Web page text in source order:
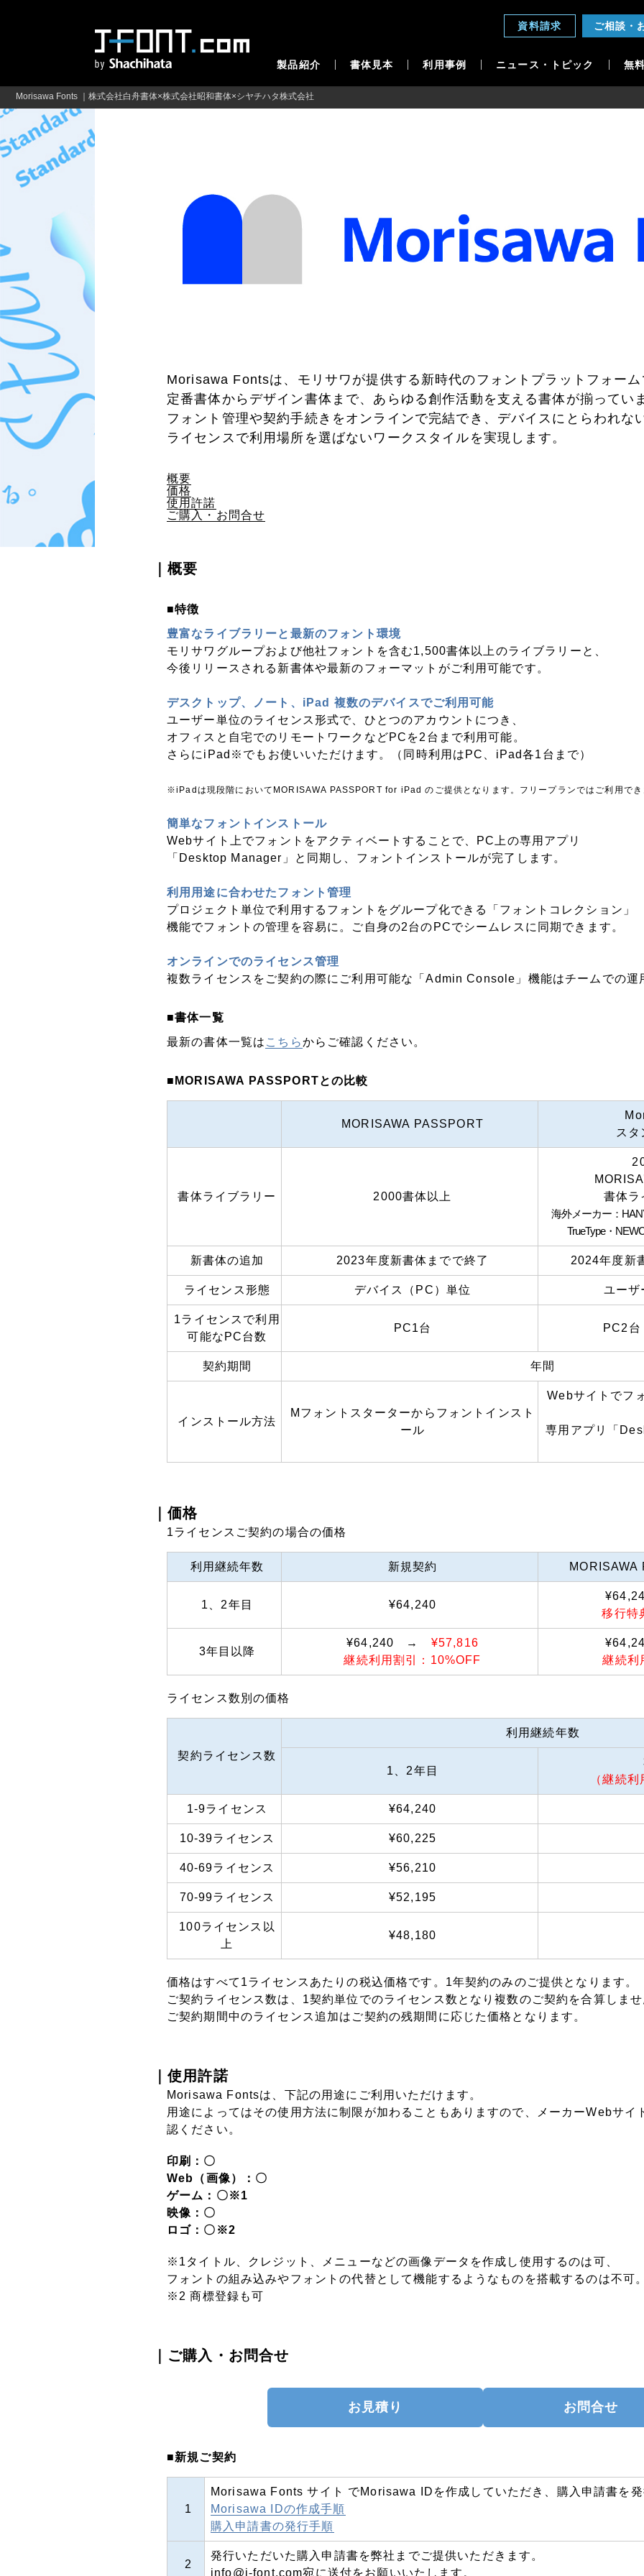
資料請求 ご相談・
製品紹介 書体見本 利用事例 ニュース・トピック 無
Morisawa Fonts ｜株式会社白舟書体×株式会社昭和書体×シヤチハタ株式会社
Morisawa Fontsは、モリサワが提供する新時代のフォントプラットフォーム
定番書体からデザイン書体まで、あらゆる創作活動を支える書体が揃ってい
フォント管理や契約手続きをオンラインで完結でき、デバイスにとらわれな
ライセンスで利用場所を選ばないワークスタイルを実現します。
概要
価格
使用許諾
ご購入・お問合せ
｜概要
■特徴
豊富なライブラリーと最新のフォント環境
モリサワグループおよび他社フォントを含む1,500書体以上のライブラリーと、
今後リリースされる新書体や最新のフォーマットがご利用可能です。
デスクトップ、ノート、iPad 複数のデバイスでご利用可能
ユーザー単位のライセンス形式で、ひとつのアカウントにつき、
オフィスと自宅でのリモートワークなどPCを2台まで利用可能。
さらにiPad※でもお使いいただけます。（同時利用はPC、iPad各1台まで）
※iPadは現段階においてMORISAWA PASSPORT for iPad のご提供となります。フリープランではご利用でき
簡単なフォントインストール
Webサイト上でフォントをアクティベートすることで、PC上の専用アプリ
「Desktop Manager」と同期し、フォントインストールが完了します。
利用用途に合わせたフォント管理
プロジェクト単位で利用するフォントをグループ化できる「フォントコレクション」
機能でフォントの管理を容易に。ご自身の2台のPCでシームレスに同期できます。
オンラインでのライセンス管理
複数ライセンスをご契約の際にご利用可能な「Admin Console」機能はチームでの運
■書体一覧
最新の書体一覧は こちらからご確認ください。
■MORISAWA PASSPORTとの比較
MORISAWA PASSPORT
スタ
書体ライブラリー 2000書体以上
書体ラ
海外メーカー：
TrueType・
新書体の追加 2023年度新書体までで終了 2024年度新
ライセンス形態 デバイス（PC）単位 ユーザ
1ライセンスで利用
可能なPC台数
PC1台 PC2台
契約期間 年間
インストール方法
Mフォントスターターからフォントインスト
ール
Webサイトでフ
専用アプリ「
｜価格
1ライセンスご契約の場合の価格
利用継続年数 新規契約 MORISAWA
1、2年目 ¥64,240
移行特
3年目以降
¥64,240 → ¥57,816
継続利用割引：10%OFF
継続利
ライセンス数別の価格
契約ライセンス数
利用継続年数
1、2年目
（継続
1-9ライセンス ¥64,240
10-39ライセンス ¥60,225
40-69ライセンス ¥56,210
70-99ライセンス ¥52,195
100ライセンス以
上
¥48,180
価格はすべて1ライセンスあたりの税込価格です。1年契約のみのご提供となります。
ご契約ライセンス数は、1契約単位でのライセンス数となり複数のご契約を合算しませ
ご契約期間中のライセンス追加はご契約の残期間に応じた価格となります。
｜使用許諾
Morisawa Fontsは、下記の用途にご利用いただけます。
用途によってはその使用方法に制限が加わることもありますので、メーカーWebサイ
認ください。
印刷：〇
Web（画像）：〇
ゲーム：〇※1
映像：〇
ロゴ：〇※2
※1タイトル、クレジット、メニューなどの画像データを作成し使用するのは可、
フォントの組み込みやフォントの代替として機能するようなものを搭載するのは不可。
※2 商標登録も可
｜ご購入・お問合せ
お見積り お問合せ
■新規ご契約
1
Morisawa Fonts サイト でMorisawa IDを作成していただき、購入申請書を発
Morisawa IDの作成手順
購入申請書の発行手順
2
発行いただいた購入申請書を弊社までご提供いただきます。
info@j-font.com宛に送付をお願いいたします。